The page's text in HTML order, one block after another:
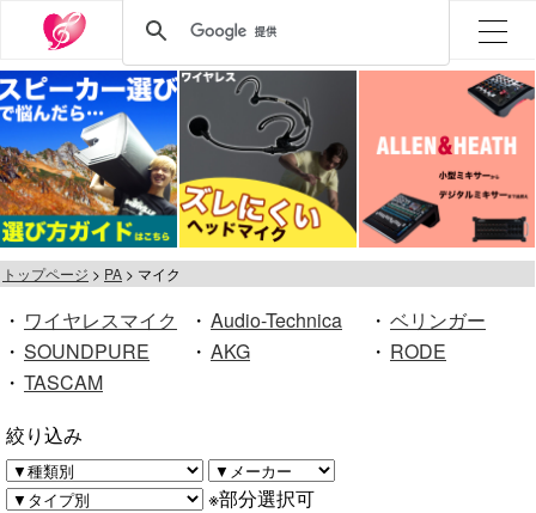
トップページ PA マイク
・ ワイヤレスマイク ・ Audio-Technica ・ ベリンガー
・ SOUNDPURE ・ AKG ・ RODE
・ TASCAM
絞り込み
※部分選択可